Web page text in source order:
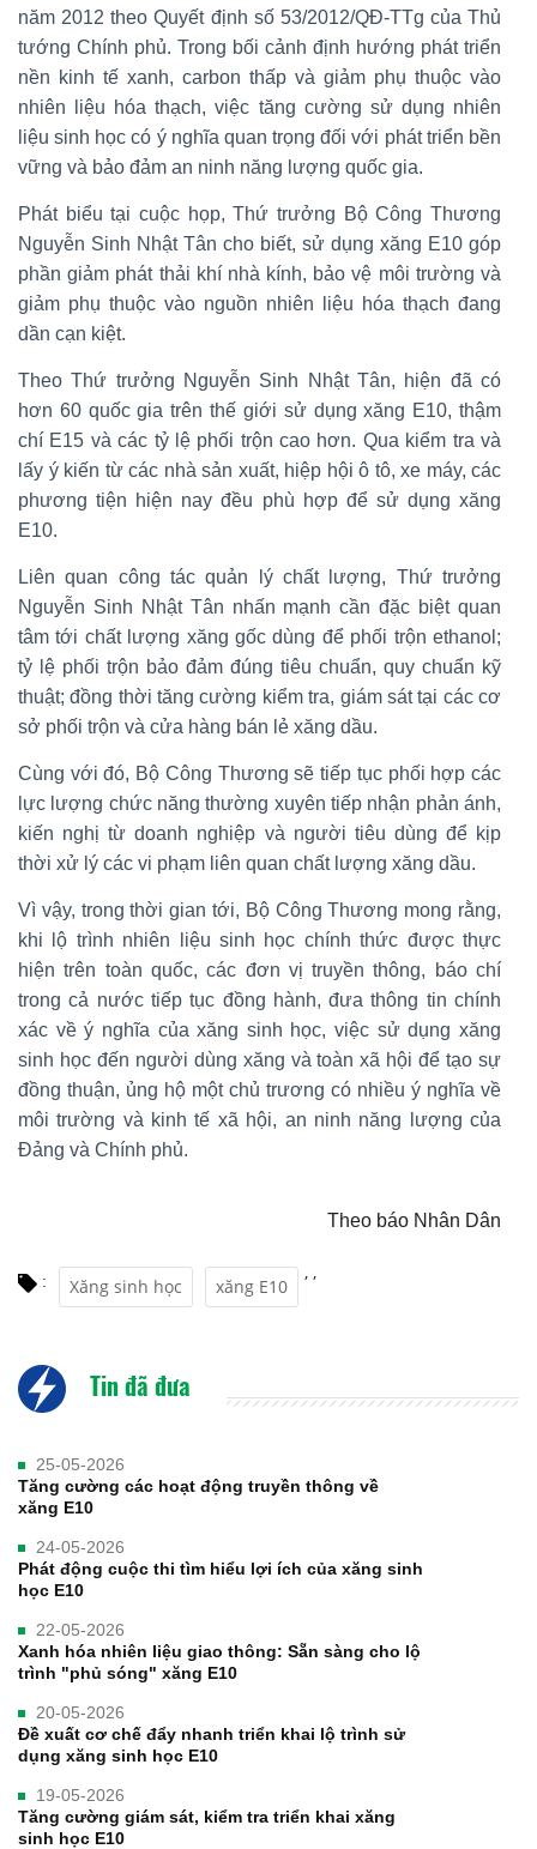
năm 2012 theo Quyết định số 53/2012/QĐ-TTg của Thủ
tướng Chính phủ. Trong bối cảnh định hướng phát triển
nền kinh tế xanh, carbon thấp và giảm phụ thuộc vào
nhiên liệu hóa thạch, việc tăng cường sử dụng nhiên
liệu sinh học có ý nghĩa quan trọng đối với phát triển bền
vững và bảo đảm an ninh năng lượng quốc gia.
Phát biểu tại cuộc họp, Thứ trưởng Bộ Công Thương
Nguyễn Sinh Nhật Tân cho biết, sử dụng xăng E10 góp
phần giảm phát thải khí nhà kính, bảo vệ môi trường và
giảm phụ thuộc vào nguồn nhiên liệu hóa thạch đang
dần cạn kiệt.
Theo Thứ trưởng Nguyễn Sinh Nhật Tân, hiện đã có
hơn 60 quốc gia trên thế giới sử dụng xăng E10, thậm
chí E15 và các tỷ lệ phối trộn cao hơn. Qua kiểm tra và
lấy ý kiến từ các nhà sản xuất, hiệp hội ô tô, xe máy, các
phương tiện hiện nay đều phù hợp để sử dụng xăng
E10.
Liên quan công tác quản lý chất lượng, Thứ trưởng
Nguyễn Sinh Nhật Tân nhấn mạnh cần đặc biệt quan
tâm tới chất lượng xăng gốc dùng để phối trộn ethanol;
tỷ lệ phối trộn bảo đảm đúng tiêu chuẩn, quy chuẩn kỹ
thuật; đồng thời tăng cường kiểm tra, giám sát tại các cơ
sở phối trộn và cửa hàng bán lẻ xăng dầu.
Cùng với đó, Bộ Công Thương sẽ tiếp tục phối hợp các
lực lượng chức năng thường xuyên tiếp nhận phản ánh,
kiến nghị từ doanh nghiệp và người tiêu dùng để kịp
thời xử lý các vi phạm liên quan chất lượng xăng dầu.
Vì vậy, trong thời gian tới, Bộ Công Thương mong rằng,
khi lộ trình nhiên liệu sinh học chính thức được thực
hiện trên toàn quốc, các đơn vị truyền thông, báo chí
trong cả nước tiếp tục đồng hành, đưa thông tin chính
xác về ý nghĩa của xăng sinh học, việc sử dụng xăng
sinh học đến người dùng xăng và toàn xã hội để tạo sự
đồng thuận, ủng hộ một chủ trương có nhiều ý nghĩa về
môi trường và kinh tế xã hội, an ninh năng lượng của
Đảng và Chính phủ.
Theo báo Nhân Dân
: Xăng sinh học
,
xăng E10
,
Tin đã đưa
25-05-2026
Tăng cường các hoạt động truyền thông về
xăng E10
24-05-2026
Phát động cuộc thi tìm hiểu lợi ích của xăng sinh
học E10
22-05-2026
Xanh hóa nhiên liệu giao thông: Sẵn sàng cho lộ
trình "phủ sóng" xăng E10
20-05-2026
Đề xuất cơ chế đẩy nhanh triển khai lộ trình sử
dụng xăng sinh học E10
19-05-2026
Tăng cường giám sát, kiểm tra triển khai xăng
sinh học E10